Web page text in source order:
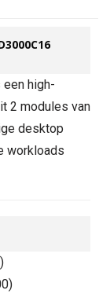
een high-
2 modules van
desktop
workloads